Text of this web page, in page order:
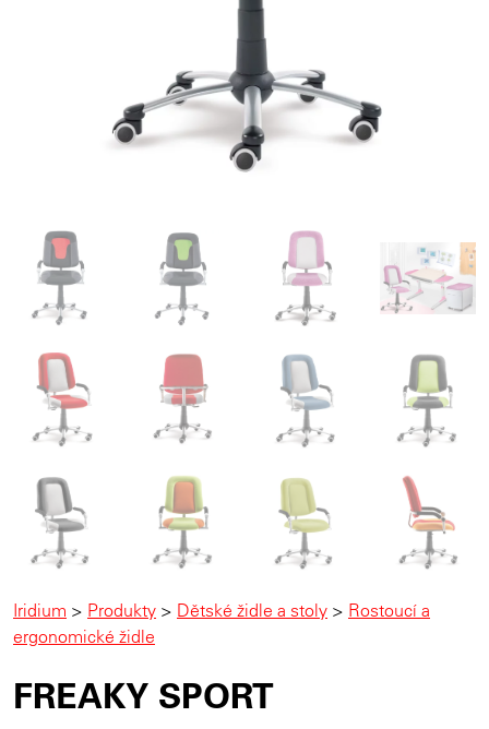
Iridium > Produkty > Dětské židle a stoly > Rostoucí a
ergonomické židle
FREAKY SPORT